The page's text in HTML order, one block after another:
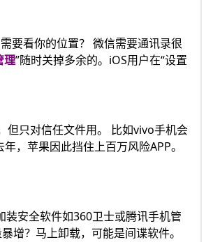
要看你的位置？ 微信需要通讯录很
理”随时关掉多余的。iOS用户在“设置
但只对信任文件用。 比如vivo手机会
，苹果因此挡住上百万风险APP。
安全软件如360卫士或腾讯手机管
增？马上卸载，可能是间谍软件。